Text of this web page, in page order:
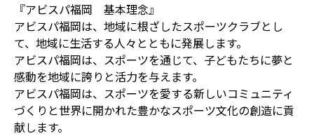
『アビスパ福岡 基本理念』
アビスパ福岡は、地域に根ざしたスポーツクラブとし
て、地域に生活する人々とともに発展します。
アビスパ福岡は、スポーツを通じて、子どもたちに夢と
感動を地域に誇りと活力を与えます。
アビスパ福岡は、スポーツを愛する新しいコミュニティ
づくりと世界に開かれた豊かなスポーツ文化の創造に貢
献します。